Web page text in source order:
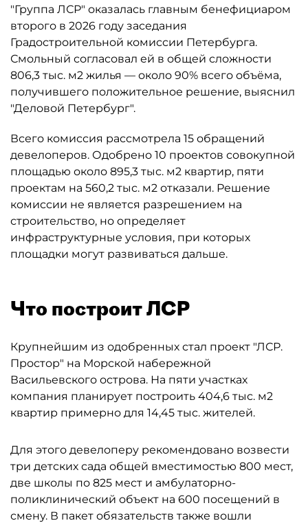
"Группа ЛСР" оказалась главным бенефициаром
второго в 2026 году заседания
Градостроительной комиссии Петербурга.
Смольный согласовал ей в общей сложности
806,3 тыс. м2 жилья — около 90% всего объёма,
получившего положительное решение, выяснил
"Деловой Петербург".
Всего комиссия рассмотрела 15 обращений
девелоперов. Одобрено 10 проектов совокупной
площадью около 895,3 тыс. м2 квартир, пяти
проектам на 560,2 тыс. м2 отказали. Решение
комиссии не является разрешением на
строительство, но определяет
инфраструктурные условия, при которых
площадки могут развиваться дальше.
Что построит ЛСР
Крупнейшим из одобренных стал проект "ЛСР.
Простор" на Морской набережной
Васильевского острова. На пяти участках
компания планирует построить 404,6 тыс. м2
квартир примерно для 14,45 тыс. жителей.
Для этого девелоперу рекомендовано возвести
три детских сада общей вместимостью 800 мест,
две школы по 825 мест и амбулаторно-
поликлинический объект на 600 посещений в
смену. В пакет обязательств также вошли